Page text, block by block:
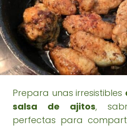
Prepara unas irresistibles
salsa de ajitos,
perfectas para